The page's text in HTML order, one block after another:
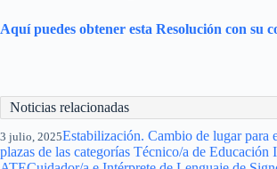
Aquí puedes obtener esta Resolución con su
Noticias relacionadas
3 julio, 2025Estabilización. Cambio de lugar para
plazas de las categorías Técnico/a de Educación